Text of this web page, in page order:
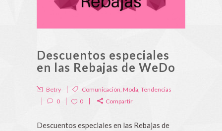
Descuentos especiales
en las Rebajas de WeDo
Betry Comunicación, Moda, Tendencias
0
0 Compartir
Descuentos especiales en las Rebajas de